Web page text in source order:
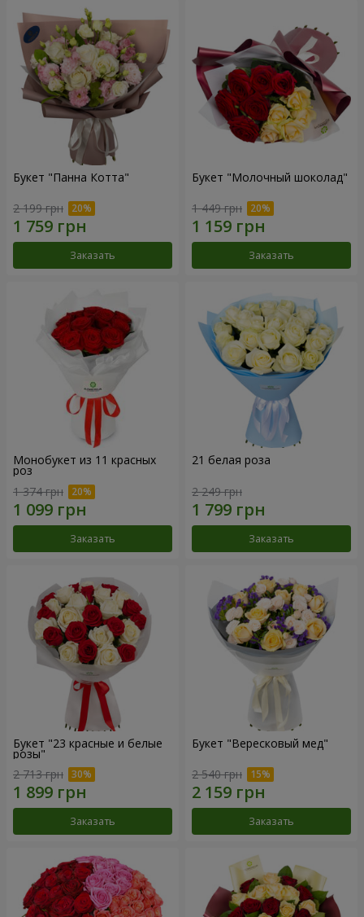
Букет "Панна Котта"
2 199 грн
Заказать
Букет "Молочный шоколад"
1 449 грн
Заказать
Монобукет из 11 красных
роз
1 374 грн
Заказать
21 белая роза
2 249 грн
Заказать
Букет "23 красные и белые
розы"
2 713 грн
Заказать
Букет "Вересковый мед"
2 540 грн
Заказать